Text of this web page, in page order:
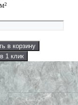
в корзину
1 клик